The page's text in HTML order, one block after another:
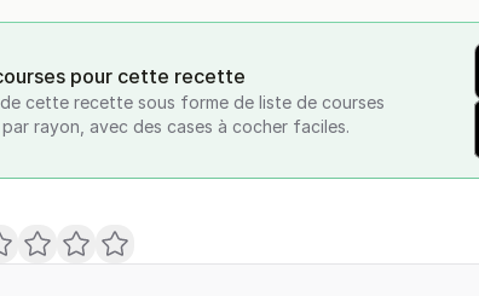
pour cette recette
cette recette sous forme de liste de courses
rayon, avec des cases à cocher faciles.